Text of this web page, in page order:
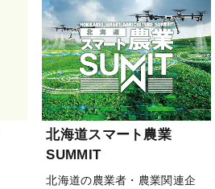
北海道スマート農業
SUMMIT
北海道の農業者・農業関連企